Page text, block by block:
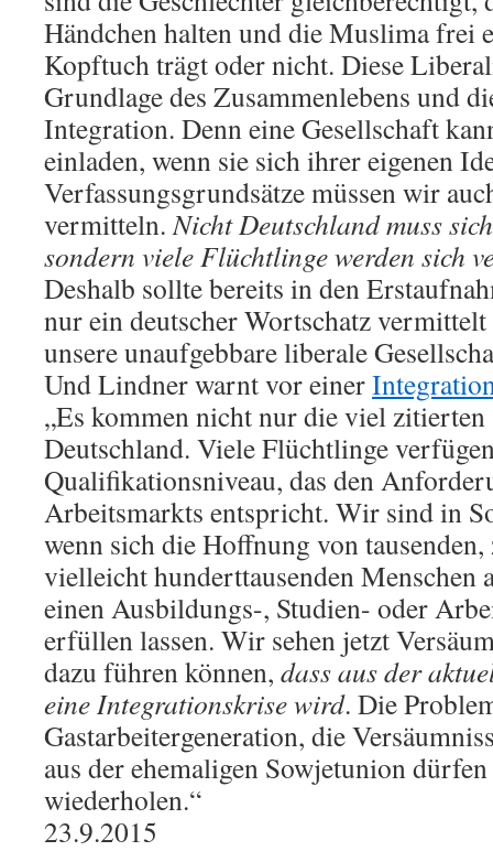
Händchen halten und die Muslima frei
Kopftuch trägt oder nicht. Diese
Grundlage des Zusammenlebens und
Integration. Denn eine Gesellschaft
einladen, wenn sie sich ihrer eigenen
Verfassungsgrundsätze müssen wir
vermitteln.Nicht Deutschland muss
sondern viele Flüchtlinge werden sich
Deshalb sollte bereits in den
nur ein deutscher Wortschatz
unsere unaufgebbare liberale
Und Lindner warnt vor einer
„Es kommen nicht nur die viel
Deutschland. Viele Flüchtlinge
Qualifikationsniveau, das den
Arbeitsmarkts entspricht. Wir sind in
wenn sich die Hoffnung von tausenden,
vielleicht hunderttausenden Menschen
einen Ausbildungs-, Studien- oder
erfüllen lassen. Wir sehen jetzt
dazu führen können, dass aus der
eine Integrationskrise wird. Die
Gastarbeitergeneration, die
aus der ehemaligen Sowjetunion
wiederholen.“
23.9.2015